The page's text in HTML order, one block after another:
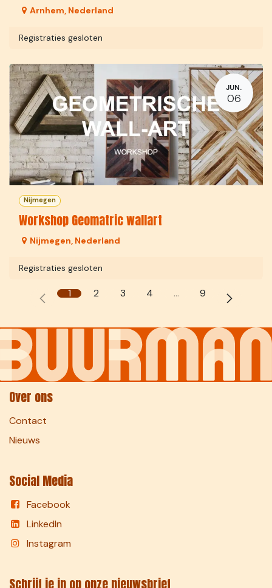
Arnhem, Nederland
Registraties gesloten
JUN.
06
Nijmegen
Workshop Geomatric wallart
Nijmegen, Nederland
Registraties gesloten
1 2 3 4 … 9
Over ons
Contact
Nieuws
Social Media
Facebook
LinkedIn
Instagram
Schrijf je in op onze nieuwsbrief